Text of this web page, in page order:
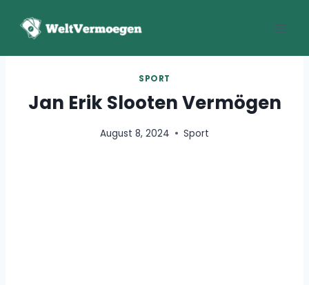
Inhalt
SPORT
Jan Erik Slooten Vermögen
August 8, 2024 Sport